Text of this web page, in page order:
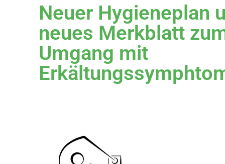
Neuer Hygieneplan
neues Merkblatt
Umgang mit